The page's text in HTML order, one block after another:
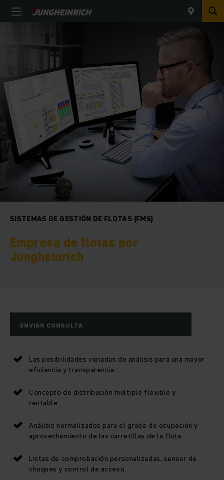
SISTEMAS DE GESTIÓN DE FLOTAS (FMS)
Empresa de flotas por
Jungheinrich
ENVIAR CONSULTA
Las posibilidades variadas de análisis para una mayor
eficiencia y transparencia.
Concepto de distribución múltiple flexible y
rentable.
Análisis normalizados para el grado de ocupación y
aprovechamiento de las carretillas de la flota.
Listas de comprobación personalizadas, sensor de
choques y control de acceso.